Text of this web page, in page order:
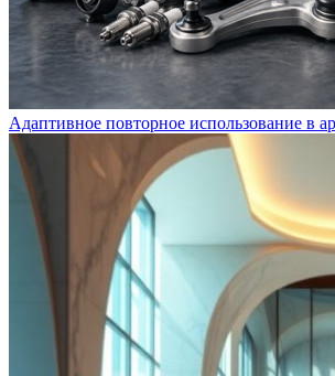
Адаптивное повторное использование в